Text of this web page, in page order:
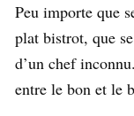
Peu importe que
plat bistrot, que
d’un chef
entre le bon et le